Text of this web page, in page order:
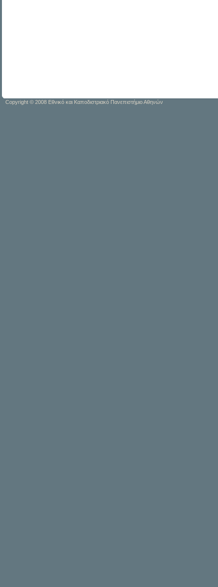
Copyright © 2008 Εθνικό και Καποδιστριακό Πανεπιστήμιο Αθηνών